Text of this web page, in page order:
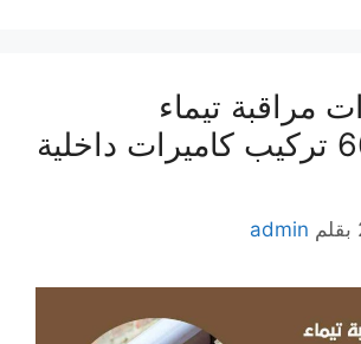
مراقبة تيماء
66428585 تركيب كاميرات داخلية
بقلم admin